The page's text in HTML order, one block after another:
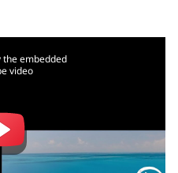
the embedded
video